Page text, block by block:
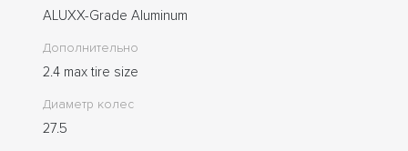
ALUXX-Grade Aluminum
Дополнительно
2.4 max tire size
Диаметр колес
27.5